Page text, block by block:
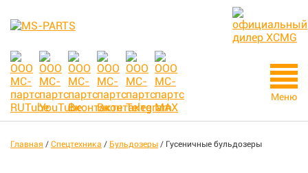
Меню
Главная / Спецтехника / Бульдозеры / Гусеничные бульдозеры